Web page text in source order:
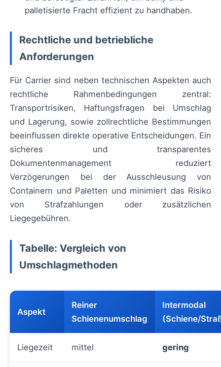
palletisierte Fracht effizient zu handhaben.
Rechtliche und betriebliche
Anforderungen
Für Carrier sind neben technischen Aspekten auch
rechtliche Rahmenbedingungen zentral:
Transportrisiken, Haftungsfragen bei Umschlag
und Lagerung, sowie zollrechtliche Bestimmungen
beeinflussen direkte operative Entscheidungen. Ein
sicheres und transparentes
Dokumentenmanagement reduziert
Verzögerungen bei der Ausschleusung von
Containern und Paletten und minimiert das Risiko
von Strafzahlungen oder zusätzlichen
Liegegebühren.
Tabelle: Vergleich von
Umschlagmethoden
Aspekt
Reiner
Schienenumschlag
Intermodal
(Schiene/
Liegezeit mittel gering